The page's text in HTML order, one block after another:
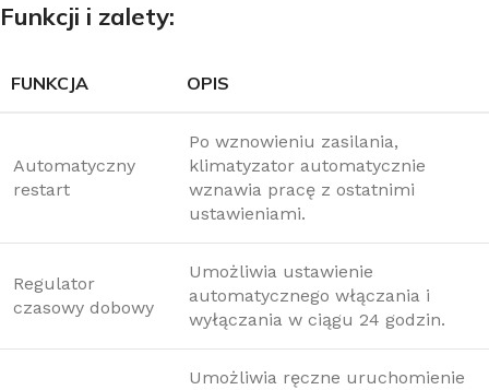
Funkcji i zalety:
FUNKCJA OPIS
Automatyczny
restart
Po wznowieniu zasilania,
klimatyzator automatycznie
wznawia pracę z ostatnimi
ustawieniami.
Regulator
czasowy dobowy
Umożliwia ustawienie
automatycznego włączania i
wyłączania w ciągu 24 godzin.
Umożliwia ręczne uruchomienie